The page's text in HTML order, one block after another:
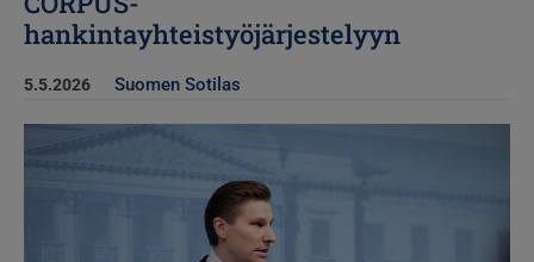
hankintayhteistyöjärjestelyyn
5.5.2026 Suomen Sotilas